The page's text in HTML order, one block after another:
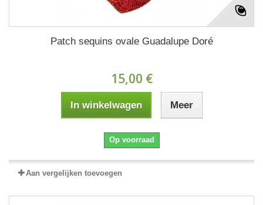
Patch sequins ovale Guadalupe Doré
15,00 €
In winkelwagen Meer
Op voorraad
Aan vergelijken toevoegen